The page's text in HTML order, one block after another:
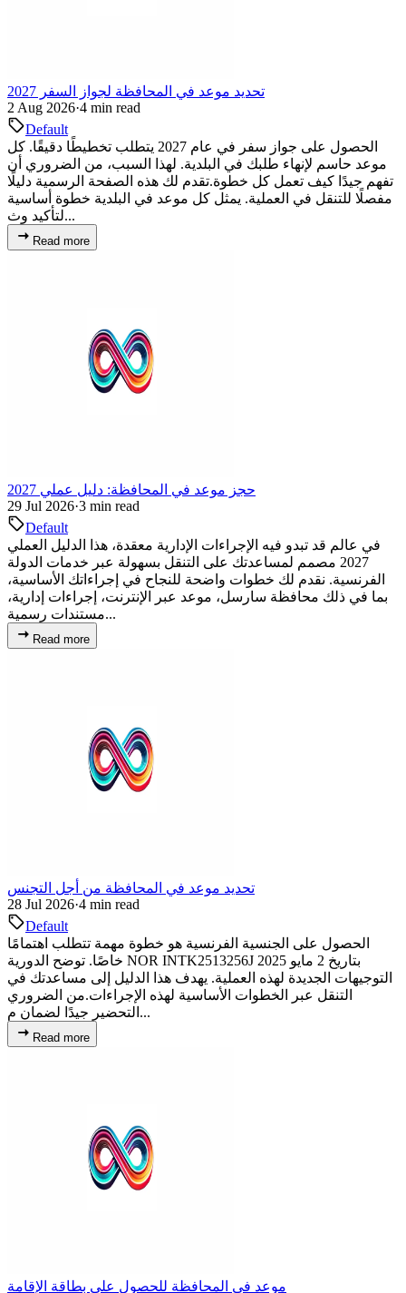
تحديد موعد في المحافظة لجواز السفر 2027
2 Aug 2026·4 min read
Default
الحصول على جواز سفر في عام 2027 يتطلب تخطيطًا دقيقًا. كل
موعد حاسم لإنهاء طلبك في البلدية. لهذا السبب، من الضروري أن
تفهم جيدًا كيف تعمل كل خطوة.تقدم لك هذه الصفحة الرسمية دليلًا
مفصلًا للتنقل في العملية. يمثل كل موعد في البلدية خطوة أساسية
لتأكيد وث...
Read more
حجز موعد في المحافظة: دليل عملي 2027
29 Jul 2026·3 min read
Default
في عالم قد تبدو فيه الإجراءات الإدارية معقدة، هذا الدليل العملي
2027 مصمم لمساعدتك على التنقل بسهولة عبر خدمات الدولة
الفرنسية. نقدم لك خطوات واضحة للنجاح في إجراءاتك الأساسية،
بما في ذلك محافظة سارسل، موعد عبر الإنترنت، إجراءات إدارية،
مستندات رسمية...
Read more
تحديد موعد في المحافظة من أجل التجنس
28 Jul 2026·4 min read
Default
الحصول على الجنسية الفرنسية هو خطوة مهمة تتطلب اهتمامًا
خاصًا. توضح الدورية NOR INTK2513256J بتاريخ 2 مايو 2025
التوجيهات الجديدة لهذه العملية. يهدف هذا الدليل إلى مساعدتك في
التنقل عبر الخطوات الأساسية لهذه الإجراءات.من الضروري
التحضير جيدًا لضمان م...
Read more
موعد في المحافظة للحصول على بطاقة الإقامة